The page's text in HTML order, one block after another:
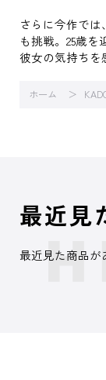
さらに今作で
も挑戦。25歳
彼女の気持ちを
ホーム
最近見
最近見た商品が